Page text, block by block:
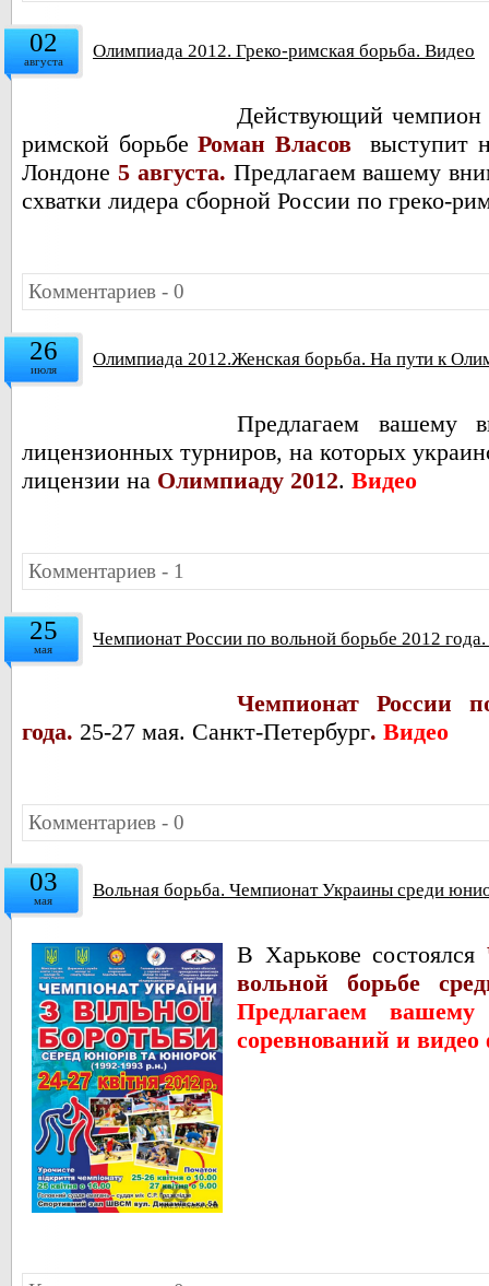
02
августа Олимпиада 2012. Греко-римская борьба. Видео
Действующий
римской борьбеРоман Власов
выступит
Лондоне 5 августа. Предлагаем вашему
схватки лидера сборной России по греко-
Комментариев - 0
26
июля Олимпиада 2012.Женская борьба. На пути к
Предлагаем вашему
лицензионных турниров, на которых
лицензии на Олимпиаду 2012. Видео
Комментариев - 1
25
мая Чемпионат России по вольной борьбе 2012
Чемпионат России
года. 25-27 мая. Санкт-Петербург. Видео
Комментариев - 0
03
мая Вольная борьба. Чемпионат Украины среди
В Харькове состоялся
вольной борьбе
Предлагаем
соревнований и